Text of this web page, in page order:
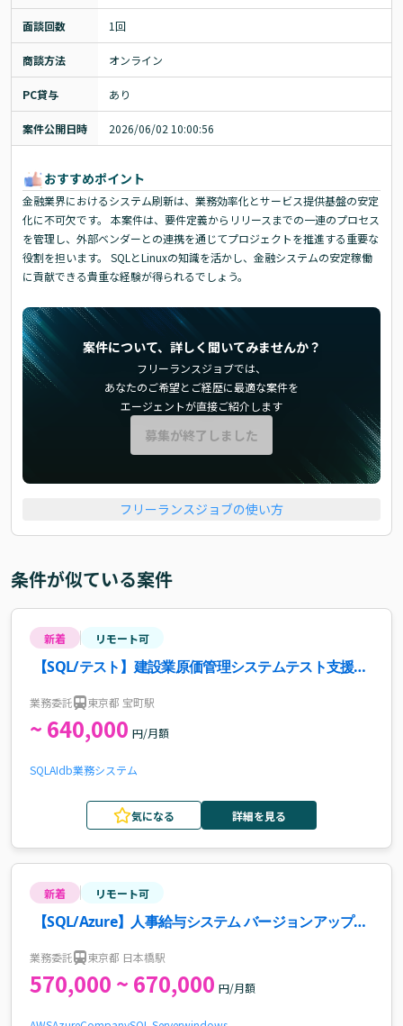
面談回数 1回
商談方法 オンライン
PC貸与 あり
案件公開日時 2026/06/02 10:00:56
おすすめポイント
金融業界におけるシステム刷新は、業務効率化とサービス提供基盤の安定
化に不可欠です。 本案件は、要件定義からリリースまでの一連のプロセス
を管理し、外部ベンダーとの連携を通じてプロジェクトを推進する重要な
役割を担います。 SQLとLinuxの知識を活かし、金融システムの安定稼働
に貢献できる貴重な経験が得られるでしょう。
案件について、詳しく聞いてみませんか？
フリーランスジョブでは、
あなたのご希望とご経歴に最適な案件を
エージェントが直接ご紹介します
募集が終了しました
フリーランスジョブの使い方
条件が似ている案件
新着 リモート可
【SQL/テスト】建設業原価管理システムテスト支援案
業務委託 東京都 宝町駅
~ 640,000 円/月額
SQL AIdb業務システム
気になる 詳細を見る
新着 リモート可
【SQL/Azure】人事給与システム バージョンアップ支
業務委託 東京都 日本橋駅
570,000 ~ 670,000 円/月額